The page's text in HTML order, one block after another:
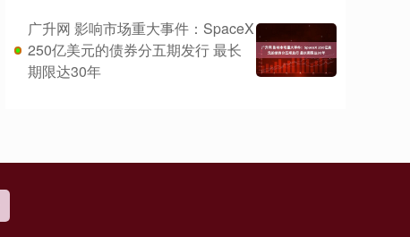
广升网 影响市场重大事件：SpaceX
250亿美元的债券分五期发行 最长
期限达30年